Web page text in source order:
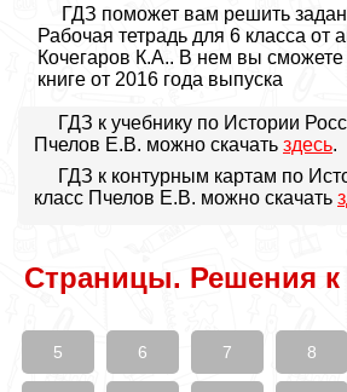
ГДЗ поможет вам решить
Рабочая тетрадь для 6 класса от
Кочегаров К.А.. В нем вы сможете
книге от 2016 года выпуска
ГДЗ к учебнику по Истории
Пчелов Е.В. можно скачать здесь.
ГДЗ к контурным картам по
класс Пчелов Е.В. можно скачать
Страницы. Решения к
5 6 7 8